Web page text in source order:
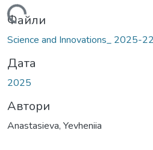
Вантажиться...
Файли
Science and Innovations_ 2025-
Дата
2025
Автори
Anastasieva, Yevheniia